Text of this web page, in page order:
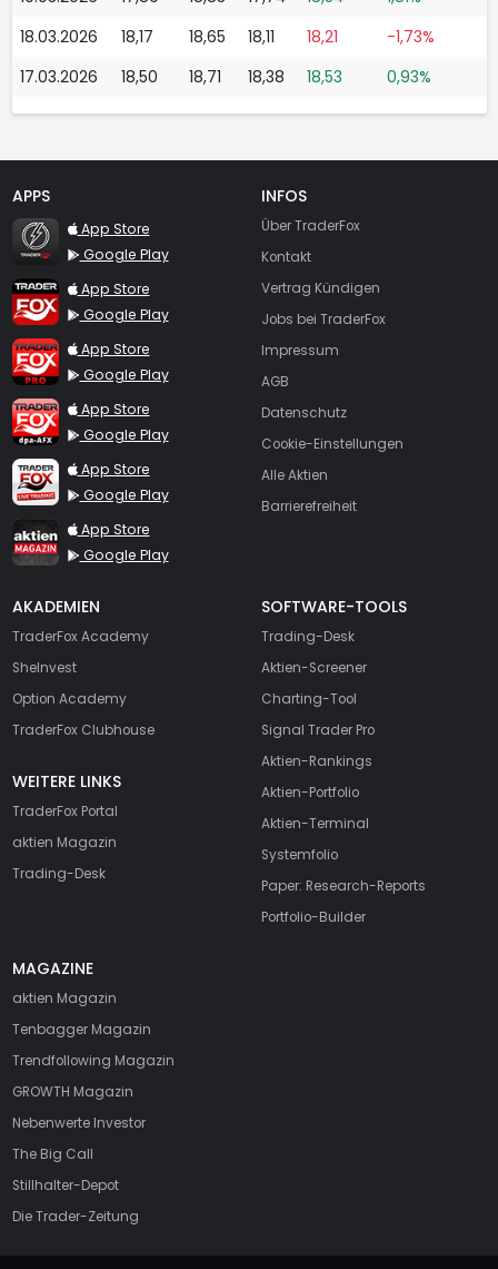
18.03.2026
18,17 18,65 18,11 18,21
-1,73%
17.03.2026
18,50 18,71 18,38 18,53 0,93%
APPS
TraderFox Flash
App Store
Google Play
TraderFox App
App Store
Google Play
TraderFox Pro
App Store
Google Play
TraderFox dpa-AFX ProFeed
App Store
Google Play
TraderFox Live Trading
App Store
Google Play
TraderFox aktien Magazin
App Store
Google Play
INFOS
Über TraderFox
Kontakt
Vertrag Kündigen
Jobs bei TraderFox
Impressum
AGB
Datenschutz
Cookie-Einstellungen
Alle Aktien
Barrierefreiheit
AKADEMIEN
TraderFox Academy
SheInvest
Option Academy
TraderFox Clubhouse
WEITERE LINKS
TraderFox Portal
aktien Magazin
Trading-Desk
SOFTWARE-TOOLS
Trading-Desk
Aktien-Screener
Charting-Tool
Signal Trader Pro
Aktien-Rankings
Aktien-Portfolio
Aktien-Terminal
Systemfolio
Paper: Research-Reports
Portfolio-Builder
MAGAZINE
aktien Magazin
Tenbagger Magazin
Trendfollowing Magazin
GROWTH Magazin
Nebenwerte Investor
The Big Call
Stillhalter-Depot
Die Trader-Zeitung